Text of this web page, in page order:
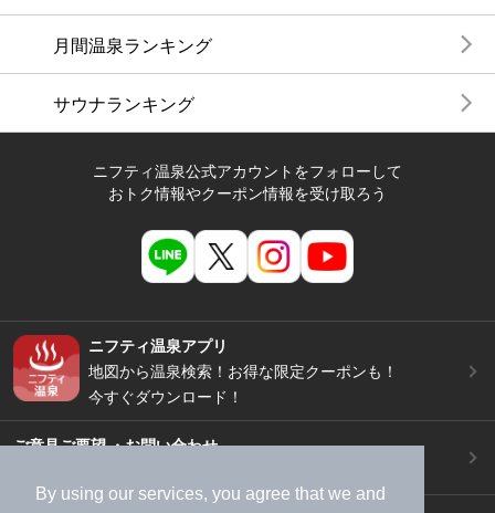
By using our services, you agree that we and
月間温泉ランキング
サウナランキング
ニフティ温泉公式アカウントをフォローして
おトク情報やクーポン情報を受け取ろう
ニフティ温泉アプリ
地図から温泉検索！お得な限定クーポンも！
今すぐダウンロード！
ご意見ご要望 ・お問い合わせ